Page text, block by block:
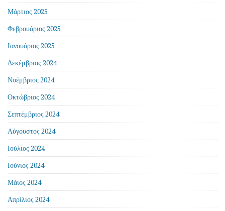
Μάρτιος 2025
Φεβρουάριος 2025
Ιανουάριος 2025
Δεκέμβριος 2024
Νοέμβριος 2024
Οκτώβριος 2024
Σεπτέμβριος 2024
Αύγουστος 2024
Ιούλιος 2024
Ιούνιος 2024
Μάιος 2024
Απρίλιος 2024